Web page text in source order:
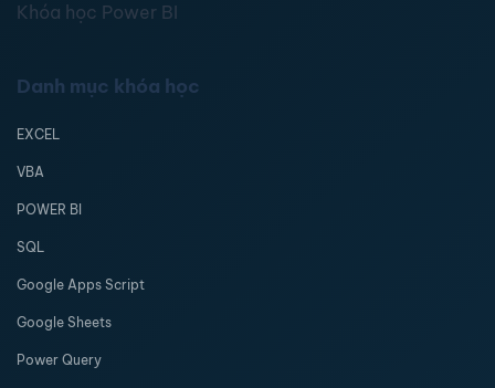
Khóa học Power BI
Danh mục khóa học
EXCEL
VBA
POWER BI
SQL
Google Apps Script
Google Sheets
Power Query